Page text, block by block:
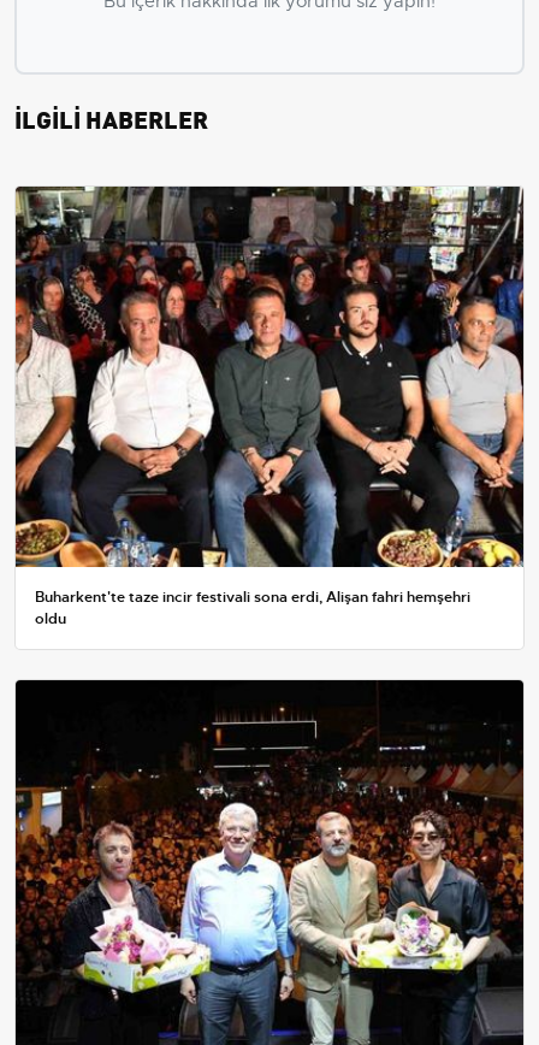
İLGİLİ HABERLER
Buharkent'te taze incir festivali sona erdi, Alişan fahri hemşehri
oldu